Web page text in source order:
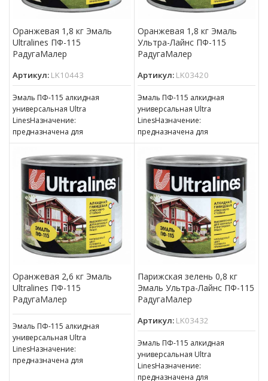
Оранжевая 1,8 кг Эмаль
Ultralines ПФ-115
РадугаМалер
Артикул: LK10443
Эмаль ПФ-115 алкидная
универсальная Ultra
LinesНазначение:
предназначена для
окрашивания деревянных,
металлических и других
поверхностей, подвергающихся
атмосферным воздействиям,
для окраски внутри
Оранжевая 1,8 кг Эмаль
Ультра-Лайнс ПФ-115
РадугаМалер
Артикул: LK03420
Эмаль ПФ-115 алкидная
универсальная Ultra
LinesНазначение:
предназначена для
окрашивания деревянных,
металлических и других
поверхностей, подвергающихся
атмосферным воздействиям,
для окраски внутри
Оранжевая 2,6 кг Эмаль
Ultralines ПФ-115
РадугаМалер
Эмаль ПФ-115 алкидная
универсальная Ultra
LinesНазначение:
предназначена для
Парижская зелень 0,8 кг
Эмаль Ультра-Лайнс ПФ-115
РадугаМалер
Артикул: LK03432
Эмаль ПФ-115 алкидная
универсальная Ultra
LinesНазначение:
предназначена для